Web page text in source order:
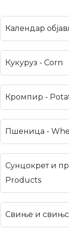
Календар
Кукуруз - Corn
Кромпир -
Пшеница -
Сунцокрет и
Products
Свиње и